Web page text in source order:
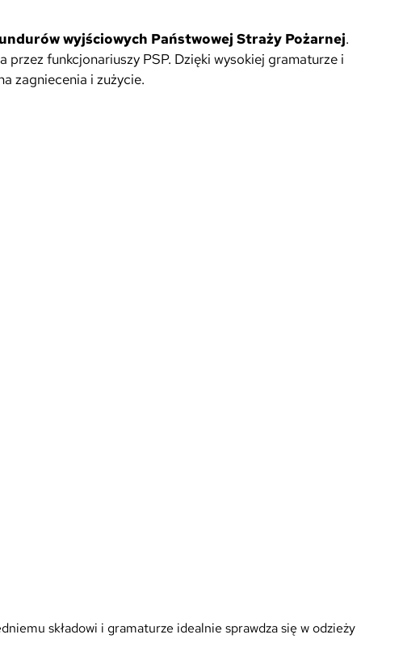
wyjściowych Państwowej Straży Pożarnej.
funkcjonariuszy PSP. Dzięki wysokiej gramaturze i
zagniecenia i zużycie.
składowi i gramaturze idealnie sprawdza się w odzieży